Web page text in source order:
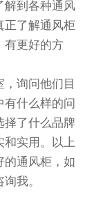
解到各种通风
正了解通风柜
有更好的方
询问他们目
什么样的问
择了什么品牌
和实用。以上
的通风柜，如
我。